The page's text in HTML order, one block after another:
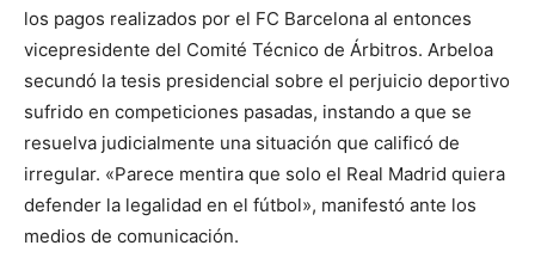
los pagos realizados por el FC Barcelona al entonces
vicepresidente del Comité Técnico de Árbitros. Arbeloa
secundó la tesis presidencial sobre el perjuicio deportivo
sufrido en competiciones pasadas, instando a que se
resuelva judicialmente una situación que calificó de
irregular. «Parece mentira que solo el Real Madrid quiera
defender la legalidad en el fútbol», manifestó ante los
medios de comunicación.